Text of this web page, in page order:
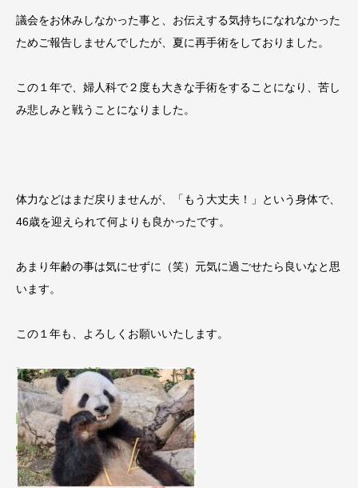
議会をお休みしなかった事と、お伝えする気持ちになれなかった
ためご報告しませんでしたが、夏に再手術をしておりました。
この１年で、婦人科で２度も大きな手術をすることになり、苦し
み悲しみと戦うことになりました。
体力などはまだ戻りませんが、「もう大丈夫！」という身体で、
46歳を迎えられて何よりも良かったです。
あまり年齢の事は気にせずに（笑）元気に過ごせたら良いなと思
います。
この１年も、よろしくお願いいたします。